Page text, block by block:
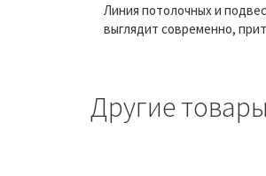
Линия потолочных и
выглядит современно,
Другие